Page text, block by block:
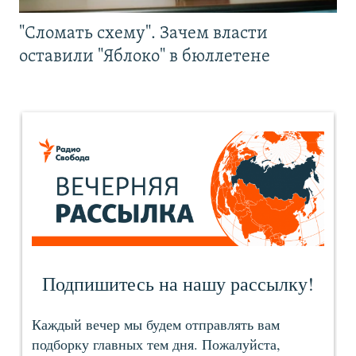
"Сломать схему". Зачем власти
оставили "Яблоко" в бюллетене